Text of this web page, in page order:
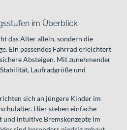
im Überblick
das Alter allein, sondern die
Ein passendes Fahrrad erleichtert
Absteigen. Mit zunehmender
Laufradgröße und
richten sich an jüngere Kinder im
Hier stehen einfache
und intuitive Bremskonzepte im